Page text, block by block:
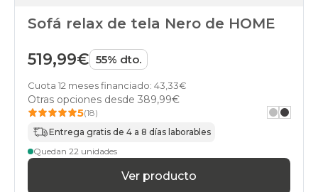
Sofá relax de tela Nero de HOME
519,99€ 55% dto.
Cuota 12 meses financiado: 43,33€
Otras opciones desde 389,99€
5(18)
Entrega gratis de 4 a 8 días laborables
Quedan 22 unidades
Ver producto